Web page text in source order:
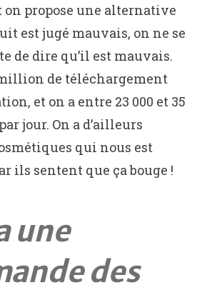
on propose une alternative
est jugé mauvais, on ne se
de dire qu’il est mauvais.
de téléchargement
et on a entre 23 000 et 35
jour. On a d’ailleurs
qui nous est
ils sentent que ça bouge !
une
des